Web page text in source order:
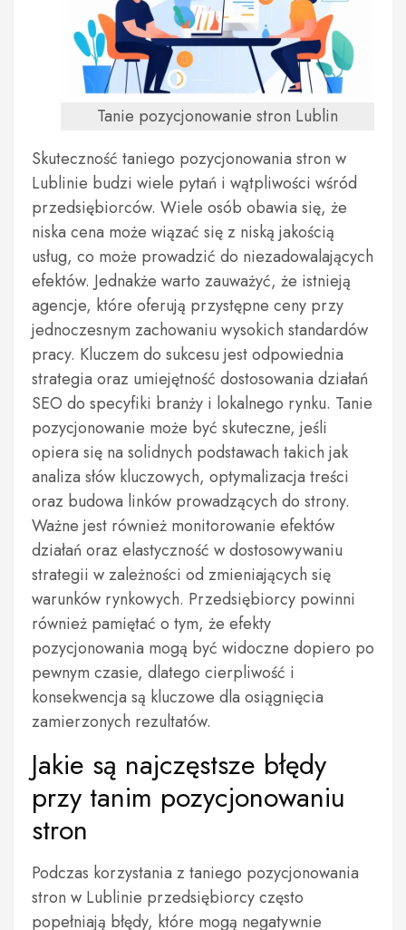
Tanie pozycjonowanie stron Lublin
Skuteczność taniego pozycjonowania stron w
Lublinie budzi wiele pytań i wątpliwości wśród
przedsiębiorców. Wiele osób obawia się, że
niska cena może wiązać się z niską jakością
usług, co może prowadzić do niezadowalających
efektów. Jednakże warto zauważyć, że istnieją
agencje, które oferują przystępne ceny przy
jednoczesnym zachowaniu wysokich standardów
pracy. Kluczem do sukcesu jest odpowiednia
strategia oraz umiejętność dostosowania działań
SEO do specyfiki branży i lokalnego rynku. Tanie
pozycjonowanie może być skuteczne, jeśli
opiera się na solidnych podstawach takich jak
analiza słów kluczowych, optymalizacja treści
oraz budowa linków prowadzących do strony.
Ważne jest również monitorowanie efektów
działań oraz elastyczność w dostosowywaniu
strategii w zależności od zmieniających się
warunków rynkowych. Przedsiębiorcy powinni
również pamiętać o tym, że efekty
pozycjonowania mogą być widoczne dopiero po
pewnym czasie, dlatego cierpliwość i
konsekwencja są kluczowe dla osiągnięcia
zamierzonych rezultatów.
Jakie są najczęstsze błędy
przy tanim pozycjonowaniu
stron
Podczas korzystania z taniego pozycjonowania
stron w Lublinie przedsiębiorcy często
popełniają błędy, które mogą negatywnie